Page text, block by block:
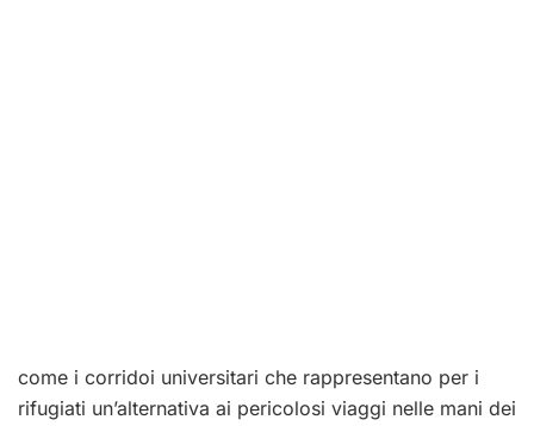
come i corridoi universitari che rappresentano per i
rifugiati un’alternativa ai pericolosi viaggi nelle mani dei